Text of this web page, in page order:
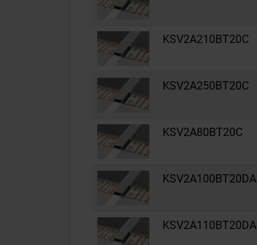
KSV2A210BT20C
KSV2A250BT20C
KSV2A80BT20C
KSV2A100BT20DA
KSV2A110BT20DA